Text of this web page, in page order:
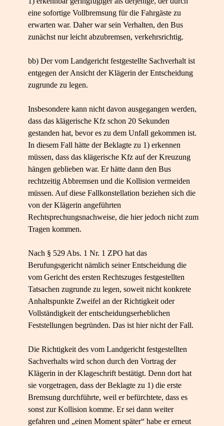
eine sofortige Vollbremsung für die Fahrgäste zu
erwarten war. Daher war sein Verhalten, den Bus
zunächst nur leicht abzubremsen, verkehrsrichtig.
bb) Der vom Landgericht festgestellte Sachverhalt ist
entgegen der Ansicht der Klägerin der Entscheidung
zugrunde zu legen.
Insbesondere kann nicht davon ausgegangen werden,
dass das klägerische Kfz schon 20 Sekunden
gestanden hat, bevor es zu dem Unfall gekommen ist.
In diesem Fall hätte der Beklagte zu 1) erkennen
müssen, dass das klägerische Kfz auf der Kreuzung
hängen geblieben war. Er hätte dann den Bus
rechtzeitig Abbremsen und die Kollision vermeiden
müssen. Auf diese Fallkonstellation beziehen sich die
von der Klägerin angeführten
Rechtsprechungsnachweise, die hier jedoch nicht zum
Tragen kommen.
Nach § 529 Abs. 1 Nr. 1 ZPO hat das
Berufungsgericht nämlich seiner Entscheidung die
vom Gericht des ersten Rechtszuges festgestellten
Tatsachen zugrunde zu legen, soweit nicht konkrete
Anhaltspunkte Zweifel an der Richtigkeit oder
Vollständigkeit der entscheidungserheblichen
Feststellungen begründen. Das ist hier nicht der Fall.
Die Richtigkeit des vom Landgericht festgestellten
Sachverhalts wird schon durch den Vortrag der
Klägerin in der Klageschrift bestätigt. Denn dort hat
sie vorgetragen, dass der Beklagte zu 1) die erste
Bremsung durchführte, weil er befürchtete, dass es
sonst zur Kollision komme. Er sei dann weiter
gefahren und „einen Moment später“ habe er erneut